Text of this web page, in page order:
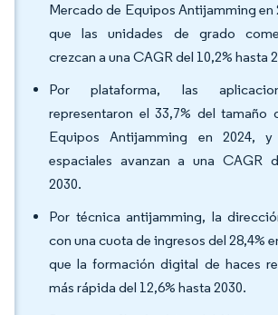
Mercado de Equipos Antijamming en
que las unidades de grado
crezcan a una CAGR del 10,2% hasta
Por plataforma, las
representaron el 33,7% del tamaño
Equipos Antijamming en 2024, y
espaciales avanzan a una CAGR
2030.
Por técnica antijamming, la
con una cuota de ingresos del 28,4%
que la formación digital de haces
más rápida del 12,6% hasta 2030.